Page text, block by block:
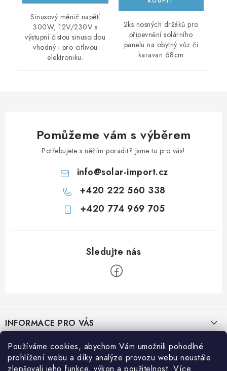
Používáme cookies, abychom Vám umožnili pohodlné
prohlížení webu a díky analýze provozu webu neustále
Sinusový měnič napětí
300W, 12V/230V s
výstupní čistou sinusoidou
vhodný i pro citlivou
elektroniku.
2ks nosných držáků pro
připevnění solárního
panelu na obytný vůz či
karavan 68cm
Pomůžeme vám s výběrem
Potřebujete s něčím poradit? Jsme tu pro vás!
info@solar-import.cz
+420 222 560 338
+420 774 969 705
pINFORMACE PRO VÁS
Prodejna JESENICE
Prodejna PRAHA
BLOG
Efektivní využití solární energie na cestách